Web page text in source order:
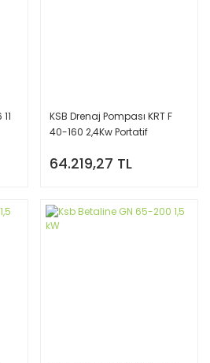
KSB Drenaj Pompası KRT F
40-160 2,4Kw Portatif
64.219,27 TL